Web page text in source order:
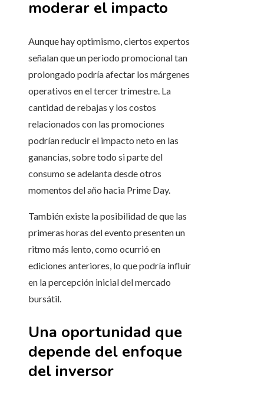
moderar el impacto
Aunque hay optimismo, ciertos expertos
señalan que un periodo promocional tan
prolongado podría afectar los márgenes
operativos en el tercer trimestre. La
cantidad de rebajas y los costos
relacionados con las promociones
podrían reducir el impacto neto en las
ganancias, sobre todo si parte del
consumo se adelanta desde otros
momentos del año hacia Prime Day.
También existe la posibilidad de que las
primeras horas del evento presenten un
ritmo más lento, como ocurrió en
ediciones anteriores, lo que podría influir
en la percepción inicial del mercado
bursátil.
Una oportunidad que
depende del enfoque
del inversor